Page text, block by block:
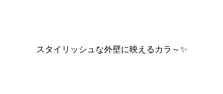
スタイリッシュな外壁に映えるカラ～✨